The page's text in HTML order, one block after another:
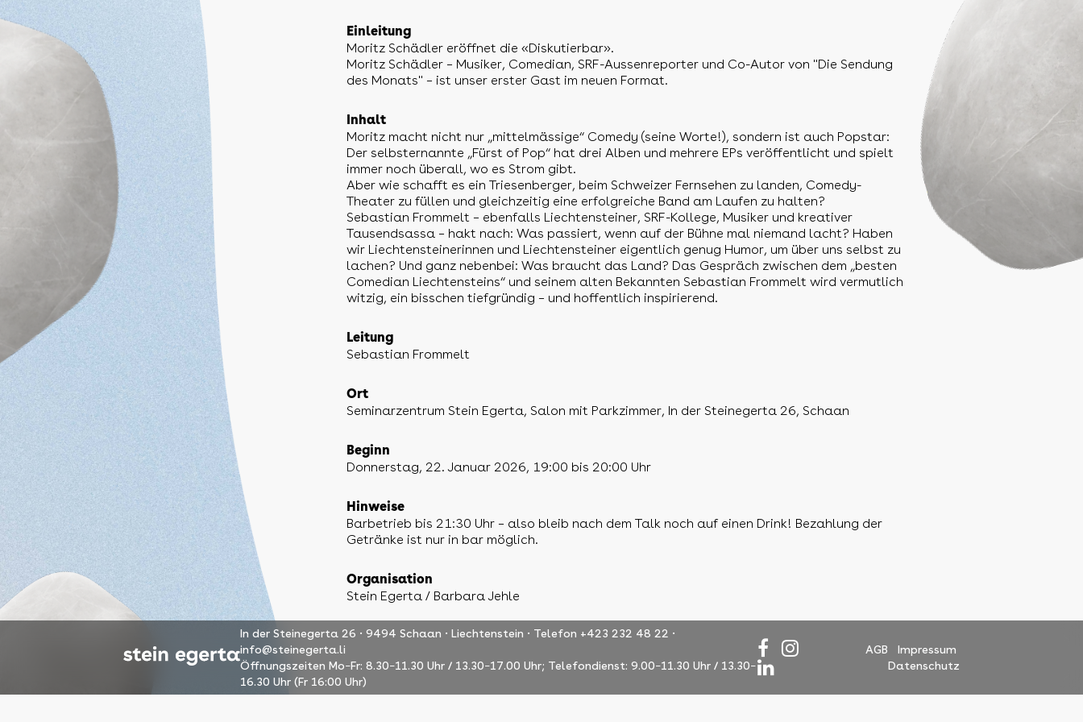
Einleitung
Moritz Schädler eröffnet die «Diskutierbar».
Moritz Schädler – Musiker, Comedian, SRF-Aussenreporter und Co-Autor von "Die Sendung
des Monats" – ist unser erster Gast im neuen Format.
Inhalt
Moritz macht nicht nur „mittelmässige“ Comedy (seine Worte!), sondern ist auch Popstar:
Der selbsternannte „Fürst of Pop“ hat drei Alben und mehrere EPs veröffentlicht und spielt
immer noch überall, wo es Strom gibt.
Aber wie schafft es ein Triesenberger, beim Schweizer Fernsehen zu landen, Comedy-
Theater zu füllen und gleichzeitig eine erfolgreiche Band am Laufen zu halten?
Sebastian Frommelt – ebenfalls Liechtensteiner, SRF-Kollege, Musiker und kreativer
Tausendsassa – hakt nach: Was passiert, wenn auf der Bühne mal niemand lacht? Haben
wir Liechtensteinerinnen und Liechtensteiner eigentlich genug Humor, um über uns selbst zu
lachen? Und ganz nebenbei: Was braucht das Land? Das Gespräch zwischen dem „besten
Comedian Liechtensteins“ und seinem alten Bekannten Sebastian Frommelt wird vermutlich
witzig, ein bisschen tiefgründig – und hoffentlich inspirierend.
Leitung
Sebastian Frommelt
Ort
Seminarzentrum Stein Egerta, Salon mit Parkzimmer, In der Steinegerta 26, Schaan
Beginn
Donnerstag, 22. Januar 2026, 19:00 bis 20:00 Uhr
Hinweise
Barbetrieb bis 21:30 Uhr – also bleib nach dem Talk noch auf einen Drink! Bezahlung der
Getränke ist nur in bar möglich.
Organisation
Stein Egerta / Barbara Jehle
In der Steinegerta 26 · 9494 Schaan · Liechtenstein · Telefon +423 232 48 22 ·
info@steinegerta.li
Öffnungszeiten Mo–Fr: 8.30–11.30 Uhr / 13.30–17.00 Uhr; Telefondienst: 9.00–11.30 Uhr / 13.30–
16.30 Uhr (Fr 16:00 Uhr)
AGB
Impressum
Datenschutz